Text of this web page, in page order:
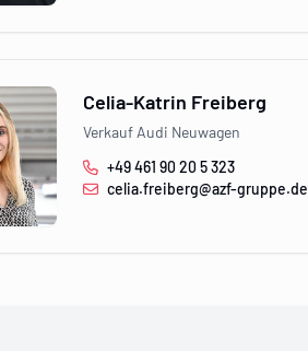
Celia-Katrin Freiberg
Verkauf Audi Neuwagen
+49 461 90 20 5 323
celia.freiberg@azf-gruppe.de